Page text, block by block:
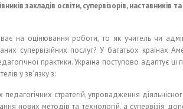
закладів освіти, супервізорів, наставників
на оцінювання роботи, то як учитель чи
супервізійних послуг? У багатьох країнах
практики. Україна поступово адаптує ці
у звʼязку з:
стратегій, упровадження
нових методів та технологій, а супервізія